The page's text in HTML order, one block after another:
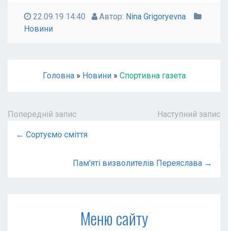
22.09.19 14:40 Автор: Nina Grigoryevna
Новини
Головна» Новини» Спортивна газета
Попередній запис Наступний запис
← Сортуємо сміття
Пам'яті визволителів Переяслава →
Меню сайту